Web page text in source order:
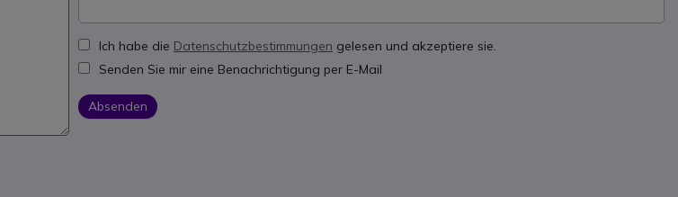
Ich habe die Datenschutzbestimmungen gelesen und akzeptiere sie.
Senden Sie mir eine Benachrichtigung per E-Mail
Absenden